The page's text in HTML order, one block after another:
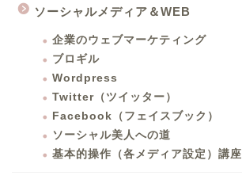
ソーシャルメディア＆WEB
企業のウェブマーケティング
ブロギル
Wordpress
Twitter（ツイッター）
Facebook（フェイスブック）
ソーシャル美人への道
基本的操作（各メディア設定）講座